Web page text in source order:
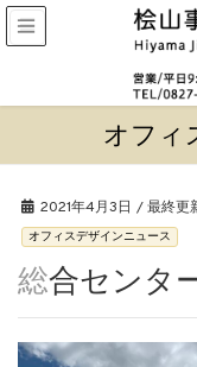
オフィ
2021年4月3日 / 最終更
オフィスデザインニュース
総合セン